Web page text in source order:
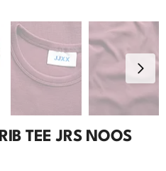
TEE JRS NOOS